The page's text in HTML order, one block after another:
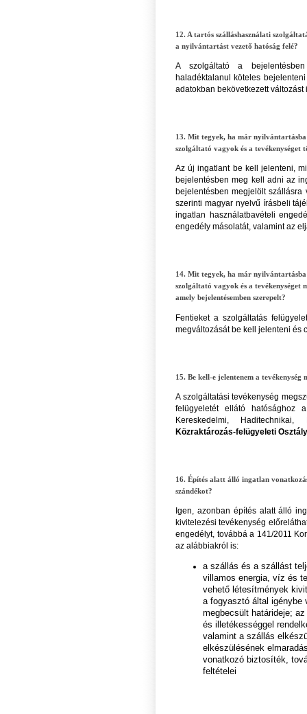
12. A tartós szálláshasználati
a nyilvántartást vezető hatóság felé?
A szolgáltató a
haladéktalanul köteles
adatokban bekövetkezett
13. Mit tegyek, ha már nyilvántartásba
szolgáltató vagyok és a tevékenységet
Az új ingatlant be kell jelenteni,
bejelentésben meg kell adni az
bejelentésben megjelölt szállásra
szerinti magyar nyelvű írásbeli
ingatlan használatbavételi
engedély másolatát, valamint az
14. Mit tegyek, ha már nyilvántartásba
szolgáltató vagyok és a
amely bejelentésemben szerepelt?
Fentieket a szolgáltatás
megváltozását be kell jelenteni és
15. Be kell-e jelentenem a tevékenység
A szolgáltatási tevékenység
felügyeletét ellátó hatósághoz
Kereskedelmi, Haditechnikai,
Közraktározás-felügyeleti
16. Építés alatt álló ingatlan
szándékot?
Igen, azonban építés alatt álló
kivitelezési tevékenység
engedélyt, továbbá a 141/2011
az alábbiakról is:
a szállás és a szállást
villamos energia, víz és
vehető létesítmények
a fogyasztó által igénybe
megbecsült határideje;
és illetékességgel
valamint a szállás
elkészülésének
vonatkozó biztosíték,
feltételei